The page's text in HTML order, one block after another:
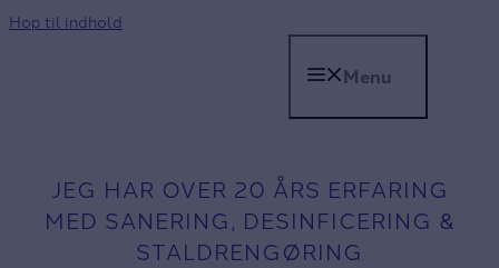
Hop til indhold
Menu
JEG HAR OVER 20 ÅRS ERFARING
MED SANERING, DESINFICERING &
STALDRENGØRING